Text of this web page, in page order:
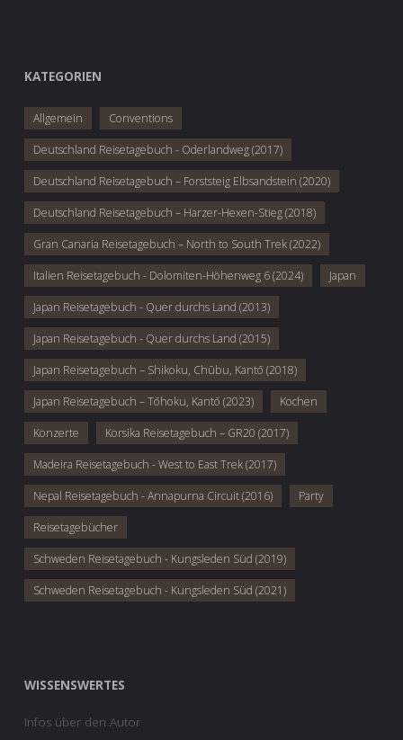
KATEGORIEN
Allgemein Conventions
Deutschland Reisetagebuch - Oderlandweg (2017)
Deutschland Reisetagebuch – Forststeig Elbsandstein (2020)
Deutschland Reisetagebuch – Harzer-Hexen-Stieg (2018)
Gran Canaria Reisetagebuch – North to South Trek (2022)
Italien Reisetagebuch - Dolomiten-Höhenweg 6 (2024) Japan
Japan Reisetagebuch - Quer durchs Land (2013)
Japan Reisetagebuch - Quer durchs Land (2015)
Japan Reisetagebuch – Shikoku, Chūbu, Kantō (2018)
Japan Reisetagebuch – Tōhoku, Kantō (2023) Kochen
Konzerte Korsika Reisetagebuch – GR20 (2017)
Madeira Reisetagebuch - West to East Trek (2017)
Nepal Reisetagebuch - Annapurna Circuit (2016) Party
Reisetagebücher
Schweden Reisetagebuch - Kungsleden Süd (2019)
Schweden Reisetagebuch - Kungsleden Süd (2021)
WISSENSWERTES
Infos über den Autor